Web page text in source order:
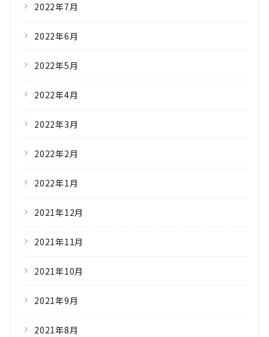
2022年7月
2022年6月
2022年5月
2022年4月
2022年3月
2022年2月
2022年1月
2021年12月
2021年11月
2021年10月
2021年9月
2021年8月